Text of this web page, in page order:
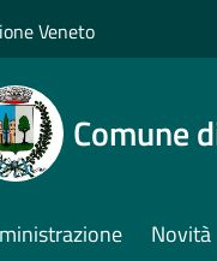
Veneto
Comune
Novità